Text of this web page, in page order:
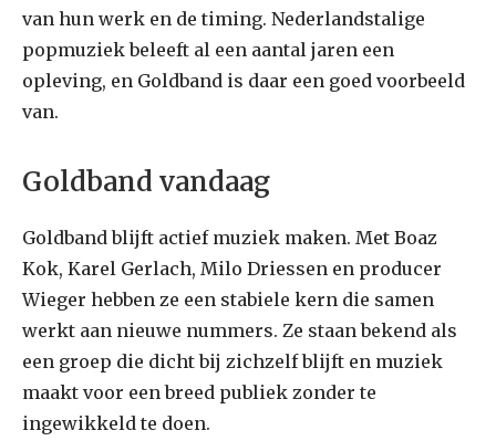
van hun werk en de timing. Nederlandstalige
popmuziek beleeft al een aantal jaren een
opleving, en Goldband is daar een goed voorbeeld
van.
Goldband vandaag
Goldband blijft actief muziek maken. Met Boaz
Kok, Karel Gerlach, Milo Driessen en producer
Wieger hebben ze een stabiele kern die samen
werkt aan nieuwe nummers. Ze staan bekend als
een groep die dicht bij zichzelf blijft en muziek
maakt voor een breed publiek zonder te
ingewikkeld te doen.